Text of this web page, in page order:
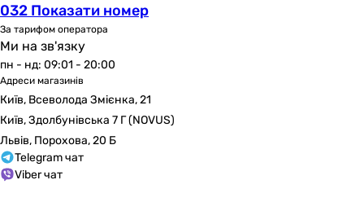
настінний
настінний
Керування
одноважільний
одноважільний
одноважільний
одноважільний
одноважільний
одноважільний
одноважільний
032 Показати номер
За тарифом оператора
Ми на зв'язку
пн - нд: 09:01 - 20:00
Адреси магазинів
Київ, Всеволода Змієнка, 21
Київ, Здолбунівська 7 Г (NOVUS)
Львів, Порохова, 20 Б
Telegram чат
Viber чат